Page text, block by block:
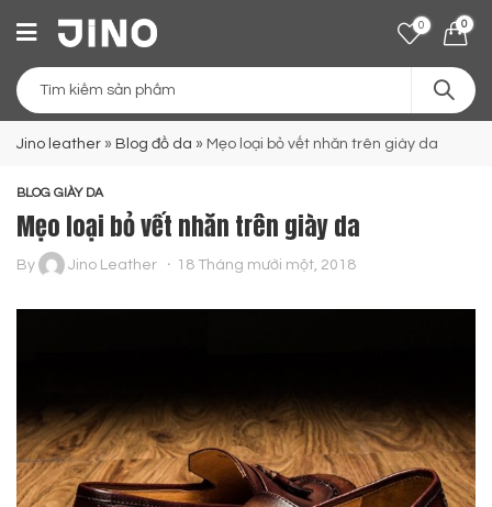
0 0
Jino leather » Blog đồ da » Mẹo loại bỏ vết nhăn trên giày da
BLOG GIÀY DA
Mẹo loại bỏ vết nhăn trên giày da
By Jino Leather 18 Tháng mười một, 2018